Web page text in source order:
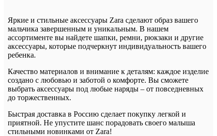
Яркие и стильные аксессуары Zara сделают образ вашего
мальчика завершенным и уникальным. В нашем
ассортименте вы найдете шапки, ремни, рюкзаки и другие
аксессуары, которые подчеркнут индивидуальность вашего
ребенка.
Качество материалов и внимание к деталям: каждое изделие
создано с любовью и заботой о комфорте. Вы сможете
выбрать аксессуары под любые наряды – от повседневных
до торжественных.
Быстрая доставка в Россию сделает покупку легкой и
приятной. Не упустите шанс порадовать своего малыша
стильными новинками от Zara!